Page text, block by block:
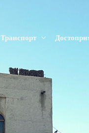
Транспорт